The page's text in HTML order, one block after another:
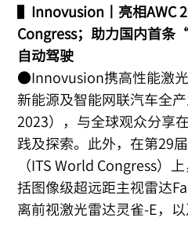
▌ Innovusion丨亮相AWC
Congress；助力国内首
自动驾驶
●Innovusion携高性能激
新能源及智能网联汽车全
2023），与全球观众分享
践及探索。此外，在第29
（ITS World Congress）
括图像级超远距主视雷达
离前视激光雷达灵雀-E，